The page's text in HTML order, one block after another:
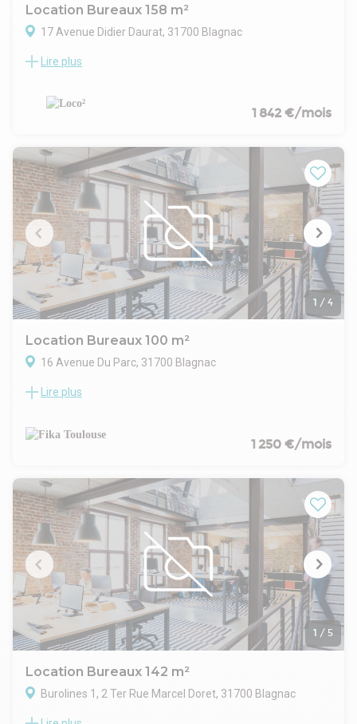
Location Bureaux 158 m²
17 Avenue Didier Daurat, 31700 Blagnac
Secteur Nord-Ouest de Toulouse, se situant juste en face de
offre la dernière surface disponible de bureaux à louer.
Plateau livré nu et rénové.
- R+1 : 214 m² + 6 places de parking
- R+2 : 158 m² + 3places de parking, disponible en décembre
2025
Aéroport, Tramway, Bus, Hôtels et rocade à pied
Lire plus
1 842 €/mois
1 / 4
Location Bureaux 100 m²
16 Avenue Du Parc, 31700 Blagnac
Nous vous proposons à la location des bureaux de 100m²
Situé dans une zone dynamique composée d'entreprises de
l'aérospatial. Elle est accessible par 2 sorties de la rocade et
sur un axe passant et 35m² en annexe. Les bureaux sont
équipés de climatisations.
Disponibilité immédiate
Honoraires à la charge du preneur : 15% HT d'une année
pleine de loyer HT-HC
Loyer Annuel HT HC : 15000 Euros/an
Charges annuelles HT: 2100 Euros/an - Taxe Foncière
annuelle : 2500 Euros/an
- Type de bail : Commercial
- Durée : 3/6/9 ans
- Dépôt de garantie : 3 mois HT/HC
Lire plus
1 250 €/mois
1 / 5
Location Bureaux 142 m²
Burolines 1, 2 Ter Rue Marcel Doret, 31700 Blagnac